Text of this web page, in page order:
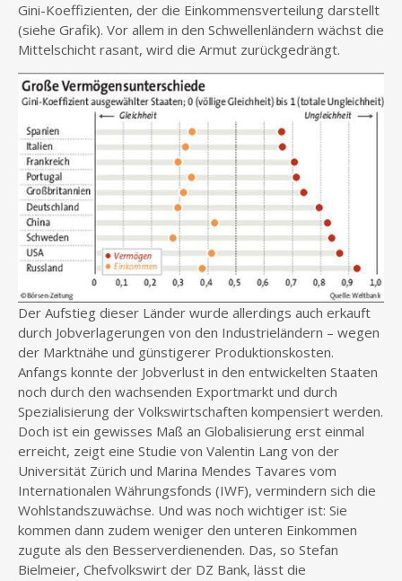
Gini-Koeffizienten, der die Einkommensverteilung darstellt
(siehe Grafik). Vor allem in den Schwellenländern wächst die
Mittelschicht rasant, wird die Armut zurückgedrängt.
Der Aufstieg dieser Länder wurde allerdings auch erkauft
durch Jobverlagerungen von den Industrieländern – wegen
der Marktnähe und günstigerer Produktionskosten.
Anfangs konnte der Jobverlust in den entwickelten Staaten
noch durch den wachsenden Exportmarkt und durch
Spezialisierung der Volkswirtschaften kompensiert werden.
Doch ist ein gewisses Maß an Globalisierung erst einmal
erreicht, zeigt eine Studie von Valentin Lang von der
Universität Zürich und Marina Mendes Tavares vom
Internationalen Währungsfonds (IWF), vermindern sich die
Wohlstandszuwächse. Und was noch wichtiger ist: Sie
kommen dann zudem weniger den unteren Einkommen
zugute als den Besserverdienenden. Das, so Stefan
Bielmeier, Chefvolkswirt der DZ Bank, lässt die